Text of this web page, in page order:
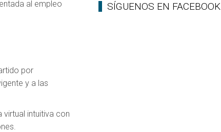
al empleo
por
y a las
virtual intuitiva con
SÍGUENOS EN FACEBOOK